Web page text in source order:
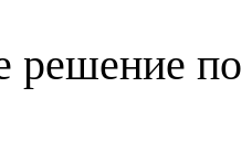
решение